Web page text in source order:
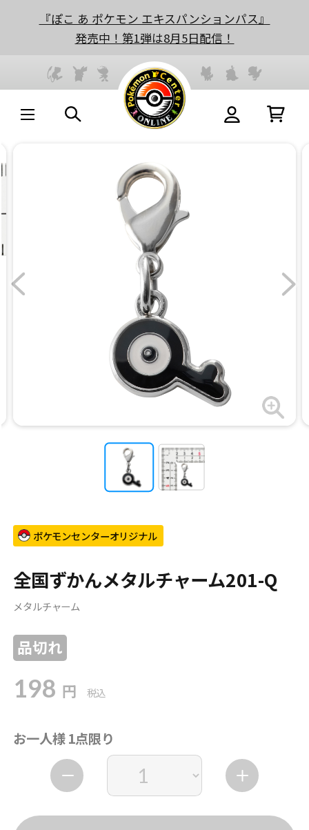
『ぽこ あ ポケモン エキスパンションパス』
発売中！第1弾は8月5日配信！
ポケモンセンターオリジナル
全国ずかんメタルチャーム201-Q
メタルチャーム
品切れ
198 円 税込
お一人様 1点限り